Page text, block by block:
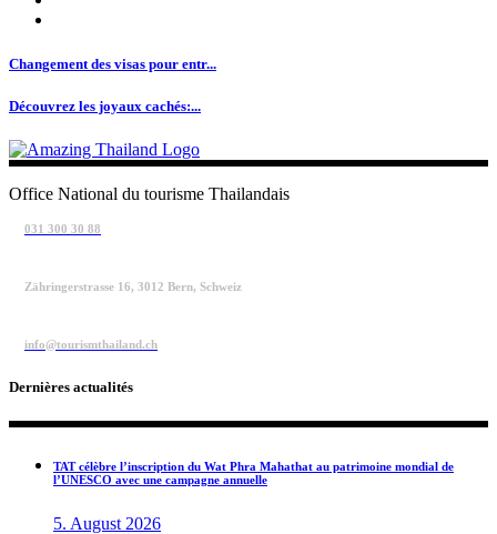
Changement des visas pour entr...
Découvrez les joyaux cachés:...
Office National du tourisme Thailandais
031 300 30 88
Zähringerstrasse 16, 3012 Bern, Schweiz
info@tourismthailand.ch
Dernières actualités
TAT célèbre l’inscription du Wat Phra Mahathat au patrimoine mondial de
l’UNESCO avec une campagne annuelle
5. August 2026